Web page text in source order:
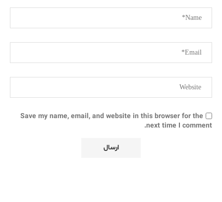
Save my name, email, and website in this browser for the
next time I comment.